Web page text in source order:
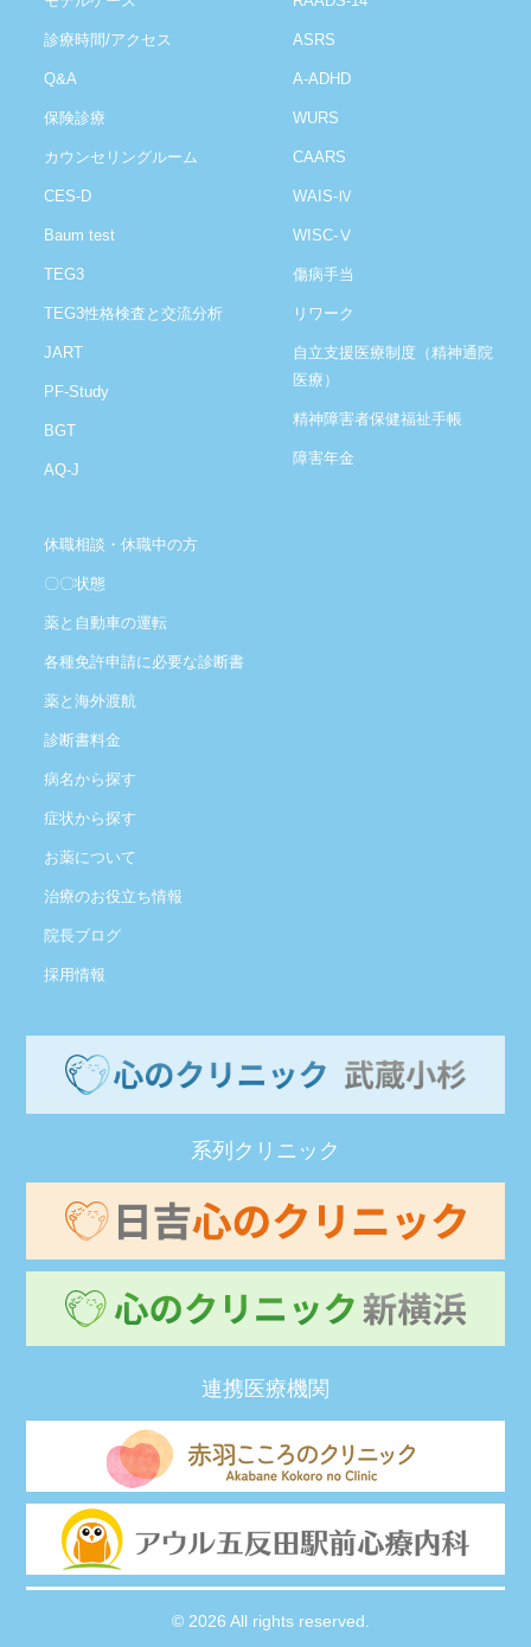
診療時間/アクセス
Q&A
保険診療
カウンセリングルーム
CES-D
Baum test
TEG3
TEG3性格検査と交流分析
JART
PF-Study
BGT
AQ-J
ASRS
A-ADHD
WURS
CAARS
WAIS-Ⅳ
WISC-Ⅴ
傷病手当
リワーク
自立支援医療制度（精神通院
医療）
精神障害者保健福祉手帳
障害年金
休職相談・休職中の方
〇〇状態
薬と自動車の運転
各種免許申請に必要な診断書
薬と海外渡航
診断書料金
病名から探す
症状から探す
お薬について
治療のお役立ち情報
院長ブログ
採用情報
系列クリニック
連携医療機関
© 2026 All rights reserved.